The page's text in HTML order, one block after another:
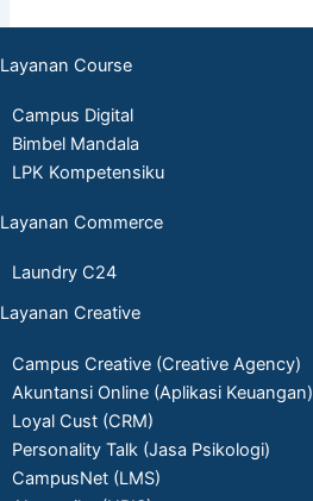
Layanan Course
Campus Digital
Bimbel Mandala
LPK Kompetensiku
Layanan Commerce
Laundry C24
Layanan Creative
Campus Creative (Creative Agency)
Akuntansi Online (Aplikasi Keuangan)
Loyal Cust (CRM)
Personality Talk (Jasa Psikologi)
CampusNet (LMS)